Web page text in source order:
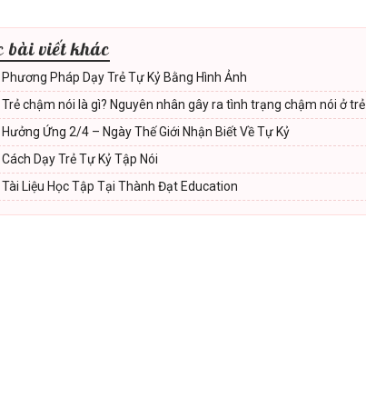
bài viết khác
Phương Pháp Dạy Trẻ Tự Kỷ Bằng Hình Ảnh
Trẻ chậm nói là gì? Nguyên nhân gây ra tình trạng chậm nói ở trẻ
Hưởng Ứng 2/4 – Ngày Thế Giới Nhận Biết Về Tự Kỷ
Cách Dạy Trẻ Tự Kỷ Tập Nói
Tài Liệu Học Tập Tại Thành Đạt Education